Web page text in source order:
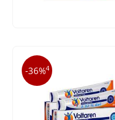
-36%4